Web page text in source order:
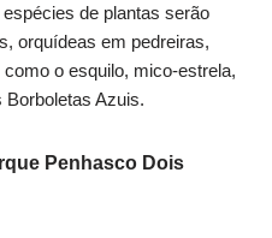
de plantas serão
orquídeas em pedreiras,
o esquilo, mico-estrela,
Azuis.
Penhasco Dois